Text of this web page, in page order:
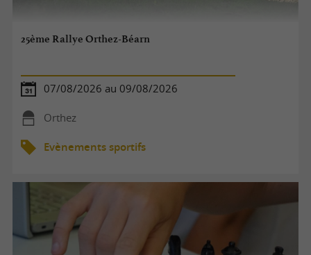
25ème Rallye Orthez-Béarn
07/08/2026 au 09/08/2026
Orthez
Evènements sportifs